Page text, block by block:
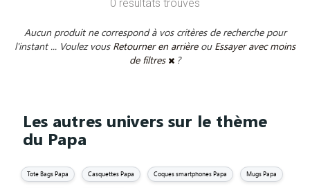
0 résultats trouvés
Aucun produit ne correspond à vos critères de recherche pour
l'instant ... Voulez vous Retourner en arrière ou Essayer avec moins
de filtres
?
Les autres univers sur le thème
du Papa
Tote Bags Papa Casquettes Papa Coques smartphones Papa Mugs Papa